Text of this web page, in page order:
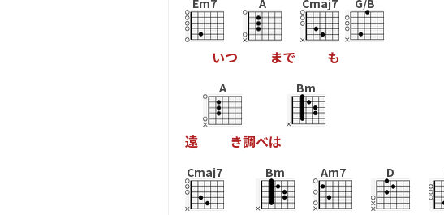
Em7
いつ
A
まで
Cmaj7
も
G/B
遠
A
き調べは
Bm
Cmaj7 Bm Am7 D